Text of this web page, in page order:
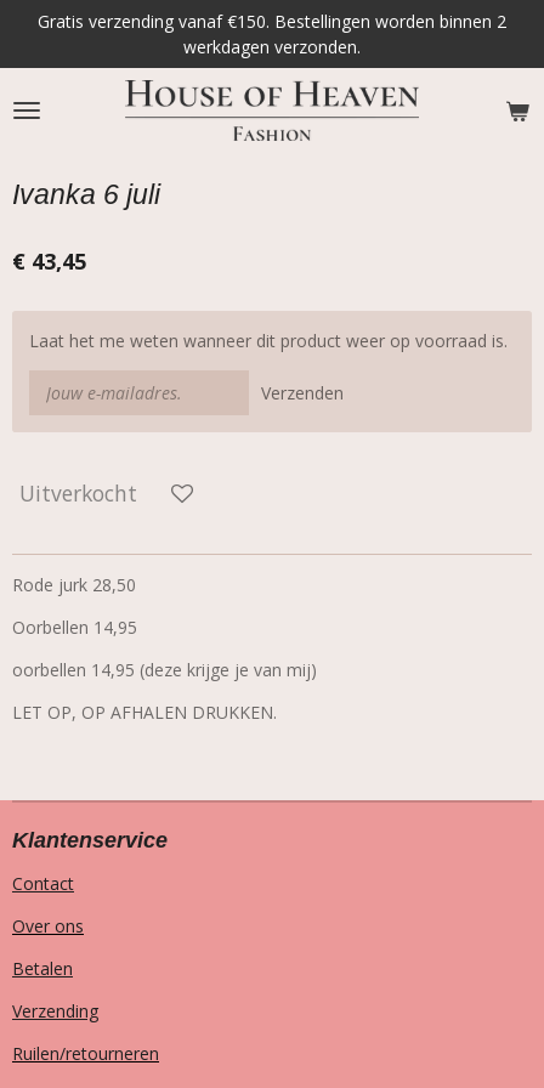
naar
de
hoofdinhoud
Gratis verzending vanaf €150. Bestellingen worden binnen 2
werkdagen verzonden.
Ivanka 6 juli
€ 43,45
Laat het me weten wanneer dit product weer op voorraad is.
Verzenden
Uitverkocht
Rode jurk 28,50
Oorbellen 14,95
oorbellen 14,95 (deze krijge je van mij)
LET OP, OP AFHALEN DRUKKEN.
Klantenservice
Contact
Over ons
Betalen
Verzending
Ruilen/retourneren